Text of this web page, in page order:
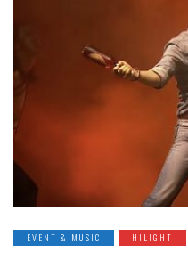
EVENT & MUSIC HILIGHT